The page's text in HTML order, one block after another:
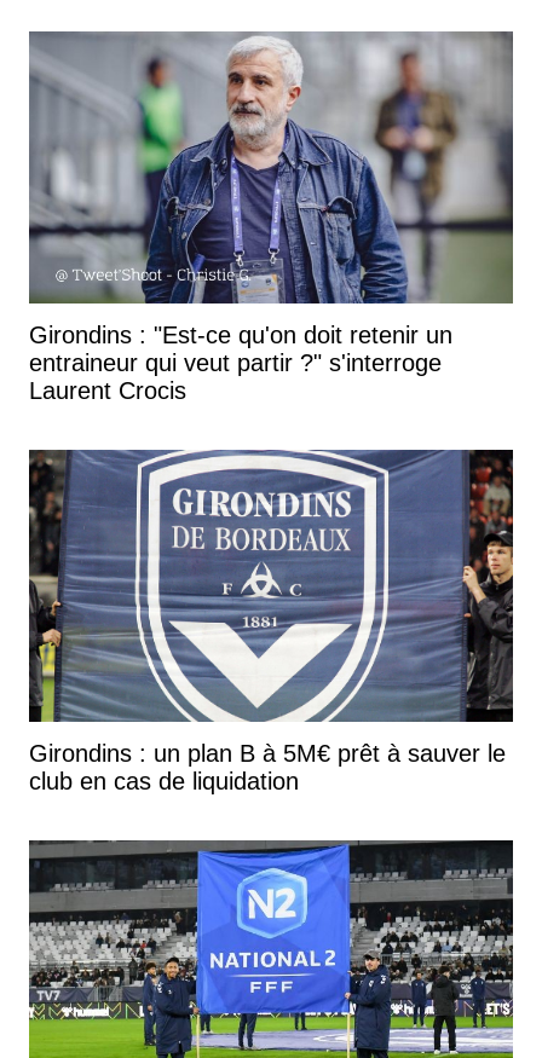
Girondins : "Est-ce qu'on doit retenir un
entraineur qui veut partir ?" s'interroge
Laurent Crocis
Girondins : un plan B à 5M€ prêt à sauver le
club en cas de liquidation